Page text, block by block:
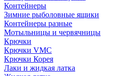
Контейнеры
Зимние рыболовные ящики
Контейнеры разные
Мотыльницы и червячницы
Крючки
Крючки VMC
Крючки Корея
Лаки и жидкая латка